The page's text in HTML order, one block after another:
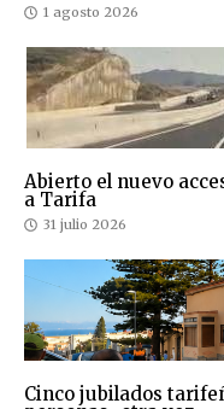
1 agosto 2026
Abierto el nuevo
a Tarifa
31 julio 2026
Cinco jubilados